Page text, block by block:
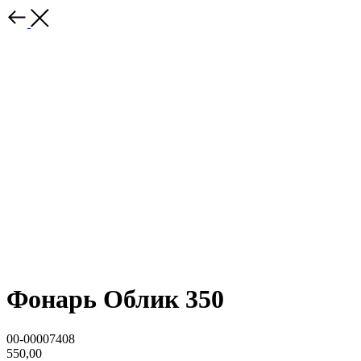
Фонарь Облик 350
00-00007408
550,00